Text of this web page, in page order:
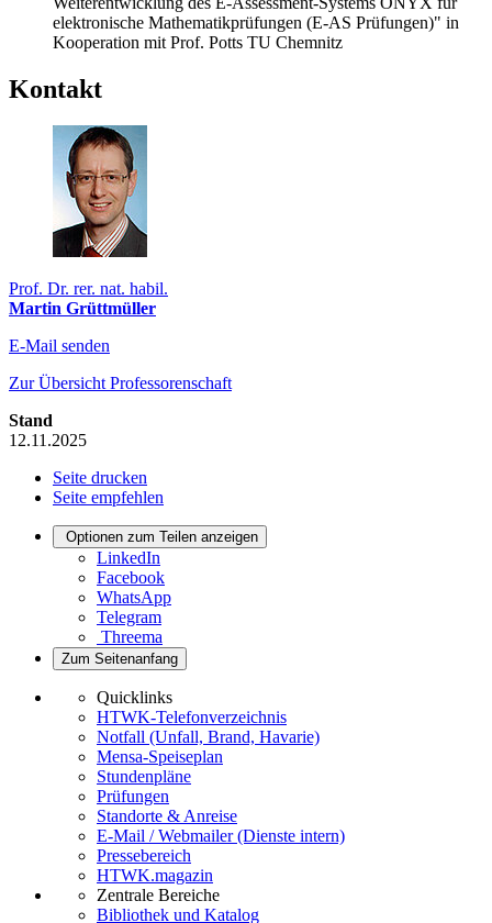
elektronische Mathematikprüfungen (E-AS Prüfungen)" in
Kooperation mit Prof. Potts TU Chemnitz
Kontakt
Prof. Dr. rer. nat. habil.
Martin Grüttmüller
E-Mail senden
Zur Übersicht Professorenschaft
Stand
12.11.2025
Seite drucken
Seite empfehlen
Optionen zum Teilen anzeigen
LinkedIn
Facebook
WhatsApp
Telegram
Threema
Zum Seitenanfang
Quicklinks
HTWK-Telefonverzeichnis
Notfall (Unfall, Brand, Havarie)
Mensa-Speiseplan
Stundenpläne
Prüfungen
Standorte & Anreise
E-Mail / Webmailer (Dienste intern)
Pressebereich
HTWK.magazin
Zentrale Bereiche
Bibliothek und Katalog